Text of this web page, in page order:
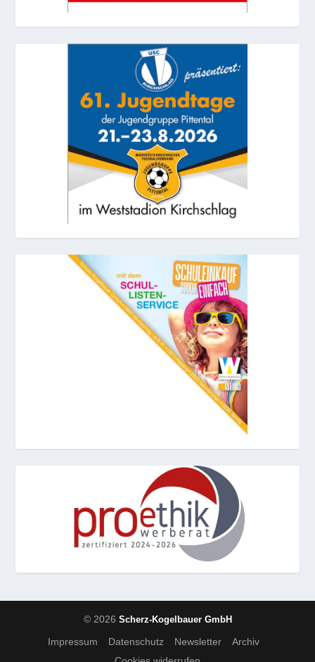
© 2026 Scherz-Kogelbauer GmbH
Impressum Datenschutz Newsletter
Archiv